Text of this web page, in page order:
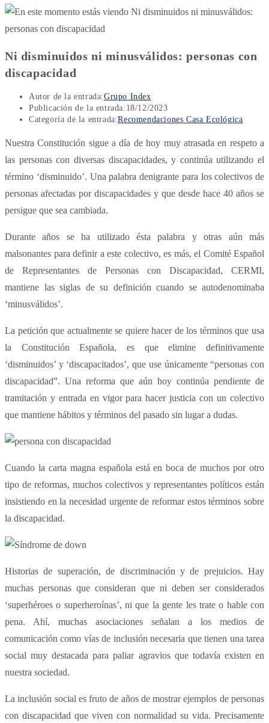
Ni disminuidos ni minusválidos: personas con
discapacidad
Autor de la entrada:Grupo Index
Publicación de la entrada: 18/12/2023
Categoría de la entrada:Recomendaciones Casa Ecológica
Nuestra Constitución sigue a día de hoy muy atrasada en respeto a
las personas con diversas discapacidades, y continúa utilizando el
término ‘disminuido’. Una palabra denigrante para los colectivos de
personas afectadas por discapacidades y que desde hace 40 años se
persigue que sea cambiada.
Durante años se ha utilizado ésta palabra y otras aún más
malsonantes para definir a este colectivo, es más, el Comité Español
de Representantes de Personas con Discapacidad, CERMI,
mantiene las siglas de su definición cuando se autodenominaba
‘minusválidos’.
La petición que actualmente se quiere hacer de los términos que usa
la Constitución Española, es que elimine definitivamente
‘disminuidos’ y ‘discapacitados’, que use únicamente “personas con
discapacidad”. Una reforma que aún hoy continúa pendiente de
tramitación y entrada en vigor para hacer justicia con un colectivo
que mantiene hábitos y términos del pasado sin lugar a dudas.
Cuando la carta magna española está en boca de muchos por otro
tipo de reformas, muchos colectivos y representantes políticos están
insistiendo en la necesidad urgente de reformar estos términos sobre
la discapacidad.
Historias de superación, de discriminación y de prejuicios. Hay
muchas personas que consideran que ni deben ser considerados
‘superhéroes o superheroínas’, ni que la gente les trate o hable con
pena. Ahí, muchas asociaciones señalan a los medios de
comunicación como vías de inclusión necesaria que tienen una tarea
social muy destacada para paliar agravios que todavía existen en
nuestra sociedad.
La inclusión social es fruto de años de mostrar ejemplos de personas
con discapacidad que viven con normalidad su vida. Precisamente